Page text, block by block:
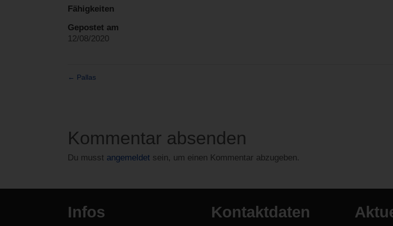
Fähigkeiten
Gepostet am
12/08/2020
← Pallas
Kommentar absenden
Du musst angemeldet sein, um einen Kommentar abzugeben.
Infos Kontaktdaten